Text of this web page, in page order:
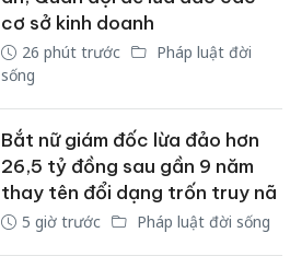
cơ sở kinh doanh
26 phút trước
Pháp luật đời
sống
Bắt nữ giám đốc lừa đảo hơn
26,5 tỷ đồng sau gần 9 năm
thay tên đổi dạng trốn truy nã
5 giờ trước Pháp luật đời sống